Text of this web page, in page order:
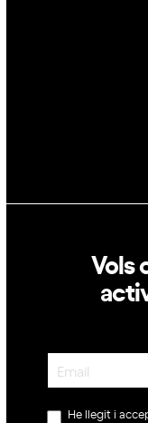
Vols
Newsletter
He llegit i